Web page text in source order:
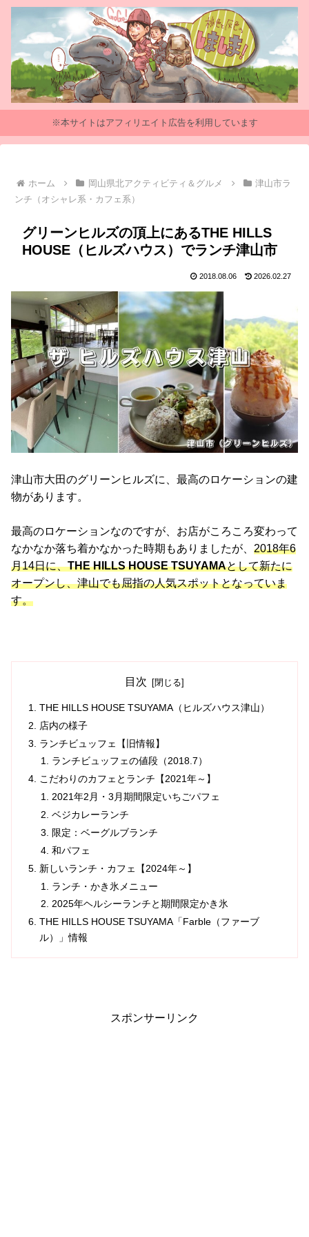
※本サイトはアフィリエイト広告を利用しています
ホーム 岡山県北アクティビティ＆グルメ
津山市ラ
ンチ（オシャレ系・カフェ系）
グリーンヒルズの頂上にあるTHE HILLS
HOUSE（ヒルズハウス）でランチ津山市
2018.08.06 2026.02.27
津山市大田のグリーンヒルズに、最高のロケーションの建
物があります。
最高のロケーションなのですが、お店がころころ変わって
なかなか落ち着かなかった時期もありましたが、 2018年6
月14日に、THE HILLS HOUSE TSUYAMAとして新たに
オープンし、津山でも屈指の人気スポットとなっていま
す。
目次
THE HILLS HOUSE TSUYAMA（ヒルズハウス津山）
店内の様子
ランチビュッフェ【旧情報】
ランチビュッフェの値段（2018.7）
こだわりのカフェとランチ【2021年～】
2021年2月・3月期間限定いちごパフェ
ベジカレーランチ
限定：ベーグルブランチ
和パフェ
新しいランチ・カフェ【2024年～】
ランチ・かき氷メニュー
2025年ヘルシーランチと期間限定かき氷
THE HILLS HOUSE TSUYAMA「Farble（ファーブ
ル）」情報
スポンサーリンク